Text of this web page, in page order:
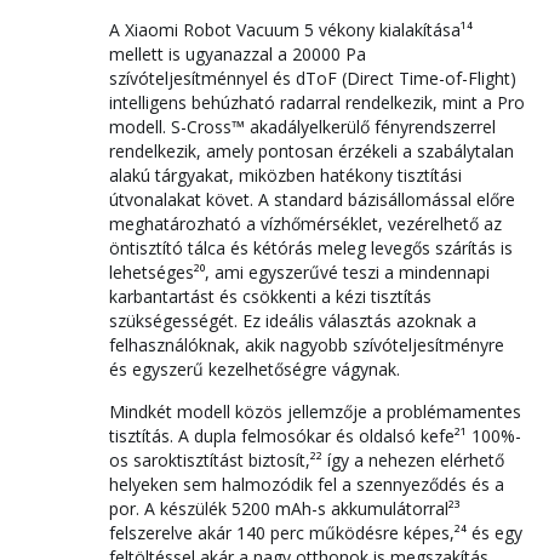
A Xiaomi Robot Vacuum 5 vékony kialakítása¹⁴
mellett is ugyanazzal a 20000 Pa
szívóteljesítménnyel és dToF (Direct Time-of-Flight)
intelligens behúzható radarral rendelkezik, mint a Pro
modell. S-Cross™ akadályelkerülő fényrendszerrel
rendelkezik, amely pontosan érzékeli a szabálytalan
alakú tárgyakat, miközben hatékony tisztítási
útvonalakat követ. A standard bázisállomással előre
meghatározható a vízhőmérséklet, vezérelhető az
öntisztító tálca és kétórás meleg levegős szárítás is
lehetséges²⁰, ami egyszerűvé teszi a mindennapi
karbantartást és csökkenti a kézi tisztítás
szükségességét. Ez ideális választás azoknak a
felhasználóknak, akik nagyobb szívóteljesítményre
és egyszerű kezelhetőségre vágynak.
Mindkét modell közös jellemzője a problémamentes
tisztítás. A dupla felmosókar és oldalsó kefe²¹ 100%-
os saroktisztítást biztosít,²² így a nehezen elérhető
helyeken sem halmozódik fel a szennyeződés és a
por. A készülék 5200 mAh-s akkumulátorral²³
felszerelve akár 140 perc működésre képes,²⁴ és egy